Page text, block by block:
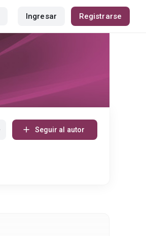
Ingresar Registrarse
Seguir al autor